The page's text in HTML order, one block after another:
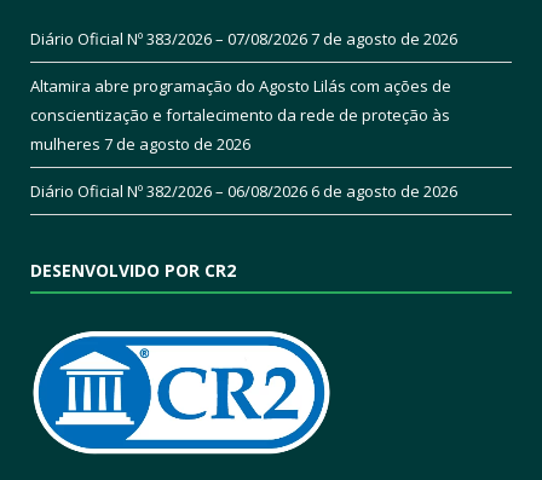
Diário Oficial Nº 383/2026 – 07/08/20267 de agosto de 2026
Altamira abre programação do Agosto Lilás com ações de
conscientização e fortalecimento da rede de proteção às
mulheres 7 de agosto de 2026
Diário Oficial Nº 382/2026 – 06/08/20266 de agosto de 2026
DESENVOLVIDO POR CR2